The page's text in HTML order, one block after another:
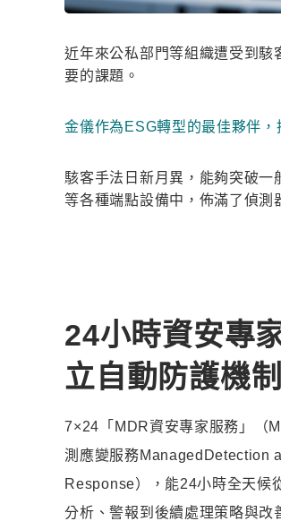
近年來公私部門等組織遭受到
要的課題。
金儀作為ESG轉型的最佳夥伴
駭客手法日新月異，能夠突破一
等各種端點設備中，佈滿了偵測
24小時資安專
立自動防護機制
7×24「MDR資安專家服務」（
測應變服務ManagedDetection
Response），能24小時全天候
分析、警報到後續處理策略與改